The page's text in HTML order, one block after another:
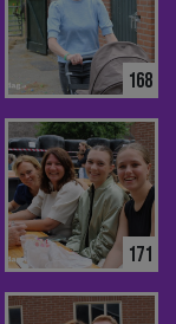
168
171